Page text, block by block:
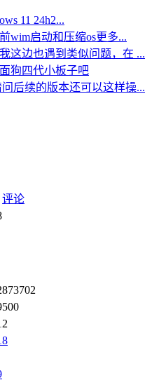
11 24h2...
wim启动和压缩os更多...
这边也遇到类似问题，在 ...
狗四代小板子吧
后续的版本还可以这样操...
评论